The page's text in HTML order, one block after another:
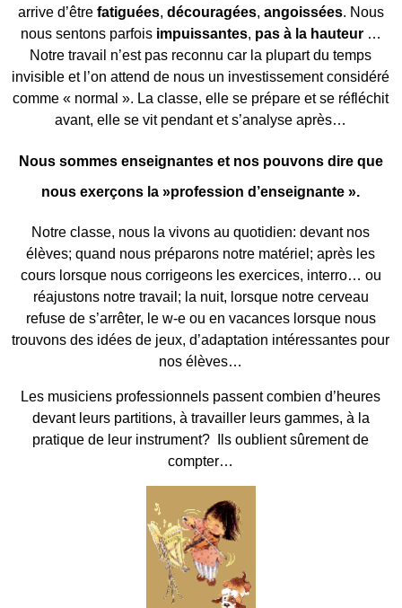
arrive d’être fatiguées, découragées, angoissées. Nous
nous sentons parfoisimpuissantes, pas à la hauteur …
Notre travail n’est pas reconnu car la plupart du temps
invisible et l’on attend de nous un investissement considéré
comme « normal ». La classe, elle se prépare et se réfléchit
avant, elle se vit pendant et s’analyse après…
Nous sommes enseignantes et nos pouvons dire que
nous exerçons la »profession d’enseignante ».
Notre classe, nous la vivons au quotidien: devant nos
élèves; quand nous préparons notre matériel; après les
cours lorsque nous corrigeons les exercices, interro… ou
réajustons notre travail; la nuit, lorsque notre cerveau
refuse de s’arrêter, le w-e ou en vacances lorsque nous
trouvons des idées de jeux, d’adaptation intéressantes pour
nos élèves…
Les musiciens professionnels passent combien d’heures
devant leurs partitions, à travailler leurs gammes, à la
pratique de leur instrument? Ils oublient sûrement de
compter…